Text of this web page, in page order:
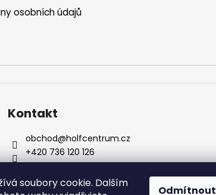
soubory cookie. Dalším
Odmítnout
osobních údajů
Kontakt
obchod@holfcentrum.cz
+420 736 120 126
+420 736 120 126
Sledujte nás na Facebooku !